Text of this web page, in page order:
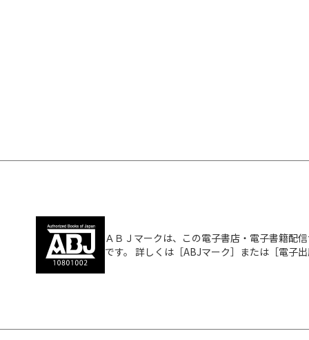
ＡＢＪマークは、この電子書店・電子書籍配
です。 詳しくは［ABJマーク］または［電子